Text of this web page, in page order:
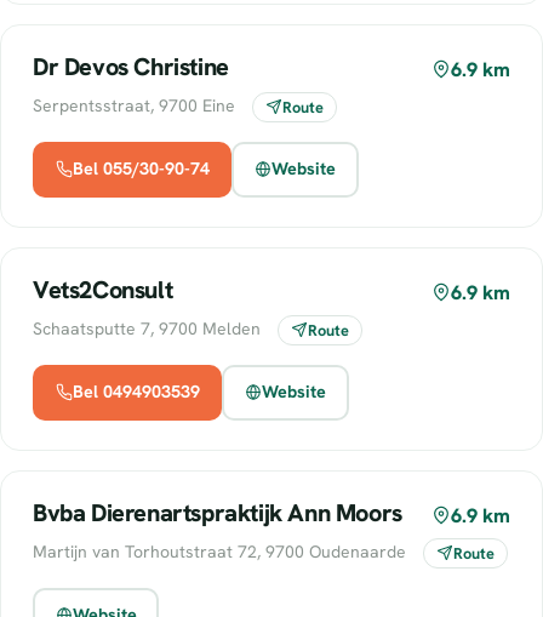
Dr Devos Christine 6.9 km
Serpentsstraat, 9700 Eine Route
Bel 055/30-90-74 Website
Vets2Consult 6.9 km
Schaatsputte 7, 9700 Melden Route
Bel 0494903539 Website
Bvba Dierenartspraktijk Ann Moors 6.9 km
Martijn van Torhoutstraat 72, 9700 Oudenaarde Route